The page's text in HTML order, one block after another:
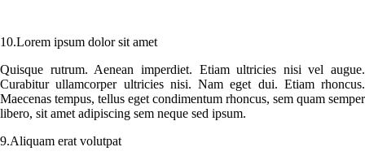
10.Lorem ipsum dolor sit amet
Quisque rutrum. Aenean imperdiet. Etiam ultricies nisi vel augue.
Curabitur ullamcorper ultricies nisi. Nam eget dui. Etiam rhoncus.
Maecenas tempus, tellus eget condimentum rhoncus, sem quam semper
libero, sit amet adipiscing sem neque sed ipsum.
9.Aliquam erat volutpat